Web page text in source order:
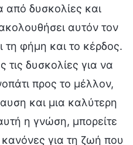
από δυσκολίες και
αυτόν τον
τη φήμη και το κέρδος.
τις δυσκολίες για να
προς το μέλλον,
και μια καλύτερη
η γνώση, μπορείτε
για τη ζωή που